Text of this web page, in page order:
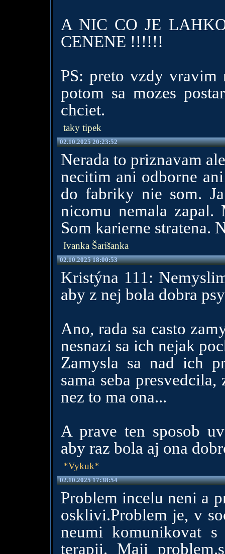
A NIC CO JE
CENENE !!!!!!
PS: preto vzdy vravim
potom sa mozes
chciet.
taky tipek
02.10.2025 20:23:52
Nerada to priznavam
necitim ani odborne
do fabriky nie som.
nicomu nemala
Som karierne stratena.
Ivanka Šarišanka
02.10.2025 18:00:53
Kristýna 111:
aby z nej bola dobra
Ano, rada sa casto
nesnazi sa ich nejak
Zamysla sa nad ich
sama seba
nez to ma ona...
A prave ten sposob
aby raz bola aj ona
*Vykuk*
02.10.2025 17:38:54
Problem incelu neni a
osklivi.Problem je, v
neumi komunikovat s
terapii. Maji